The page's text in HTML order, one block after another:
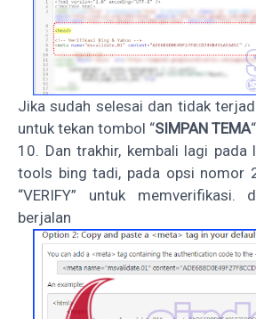
Jika sudah selesai dan tidak
untuk tekan tombol “SIMPAN TEMA
10. Dan trakhir, kembali lagi pada
tools bing tadi, pada opsi nomor
“VERIFY” untuk memverifikasi.
berjalan